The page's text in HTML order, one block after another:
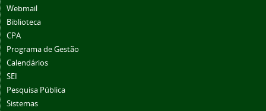
Webmail
Biblioteca
CPA
Programa de Gestão
Calendários
SEI
Pesquisa Pública
Sistemas